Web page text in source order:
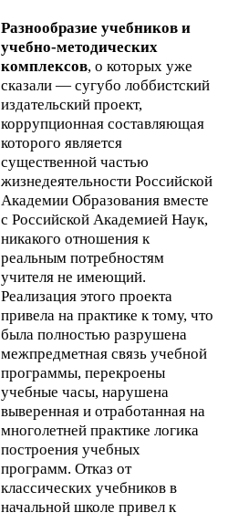
Разнообразие учебников и
учебно-методических
комплексов, о которых уже
сказали — сугубо лоббистский
издательский проект,
коррупционная составляющая
которого является
существенной частью
жизнедеятельности Российской
Академии Образования вместе
с Российской Академией Наук,
никакого отношения к
реальным потребностям
учителя не имеющий.
Реализация этого проекта
привела на практике к тому, что
была полностью разрушена
межпредметная связь учебной
программы, перекроены
учебные часы, нарушена
выверенная и отработанная на
многолетней практике логика
построения учебных
программ. Отказ от
классических учебников в
начальной школе привел к